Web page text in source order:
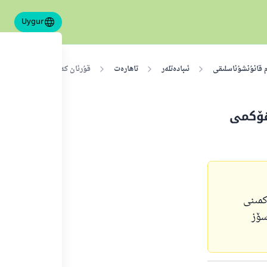
Uygur
قانۇنشۇناسلىقى ئىبادەتلەر تاھارەت قۇرئان كەرىمنى تاش قىپى